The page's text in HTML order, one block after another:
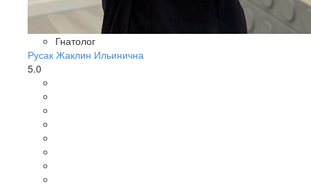
Гнатолог
Русак Жаклин Ильинична
5.0